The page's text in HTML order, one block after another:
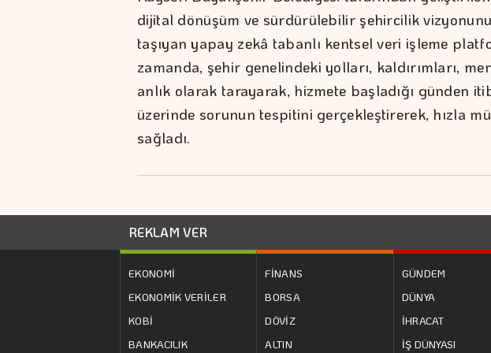
dijital dönüşüm ve sürdürülebilir şehircilik
taşıyan yapay zekâ tabanlı kentsel veri işleme
zamanda, şehir genelindeki yolları, kaldırımları,
anlık olarak tarayarak, hizmete başladığı günden
üzerinde sorunun tespitini gerçekleştirerek, hızla
sağladı.
REKLAM VER
EKONOMİ
EKONOMİK VERİLER
KOBİ
BANKACILIK
FİNANS
BORSA
DÖVİZ
ALTIN
GÜNDEM
DÜNYA
İHRACAT
İŞ DÜNYASI